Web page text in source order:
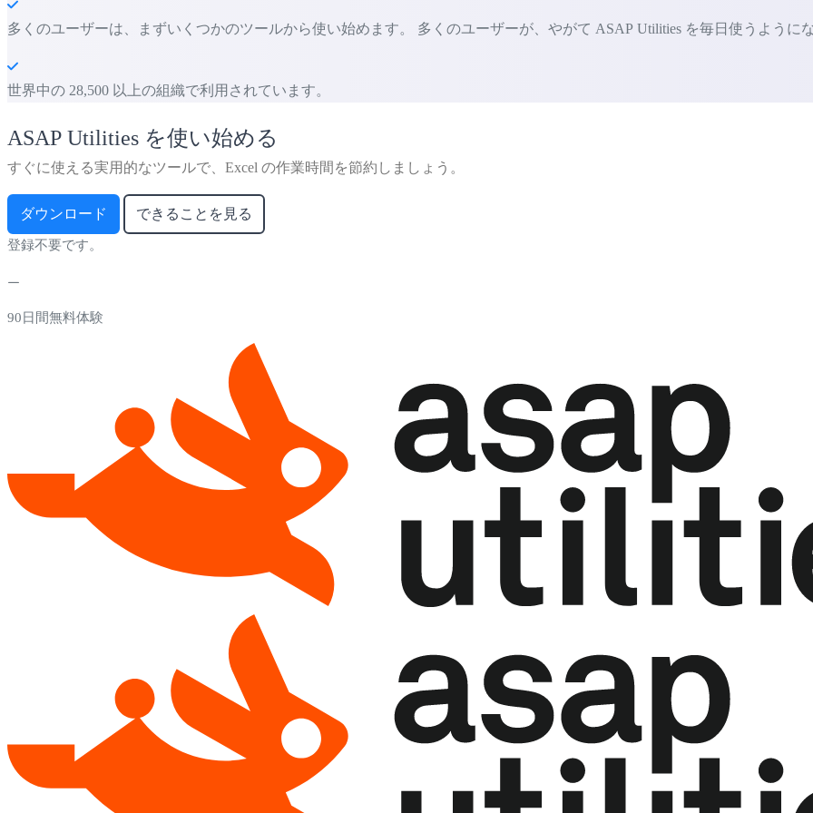
多くのユーザーは、まずいくつかのツールから使い始めます。 多くのユーザーが、やがて ASAP Utilities を毎日使うようにな
世界中の 28,500 以上の組織で利用されています。
ASAP Utilities を使い始める
すぐに使える実用的なツールで、Excel の作業時間を節約しましょう。
ダウンロード できることを見る
登録不要です。
90日間無料体験